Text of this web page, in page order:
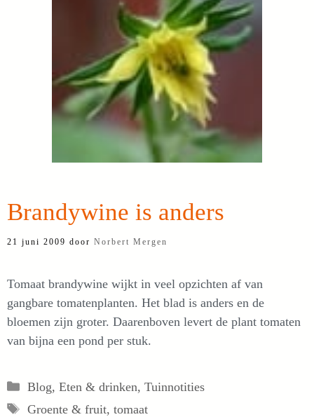
Brandywine is anders
21 juni 2009 door Norbert Mergen
Tomaat brandywine wijkt in veel opzichten af van
gangbare tomatenplanten. Het blad is anders en de
bloemen zijn groter. Daarenboven levert de plant tomaten
van bijna een pond per stuk.
Categorieën
Blog, Eten & drinken, Tuinnotities
Tags
Groente & fruit, tomaat